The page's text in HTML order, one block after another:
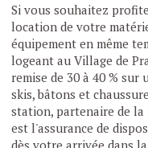
Si vous souhaitez
location de votre
équipement en même
logeant au Village de
remise de 30 à 40 %
skis, bâtons et
station, partenaire de
est l'assurance de
dès votre arrivée dans